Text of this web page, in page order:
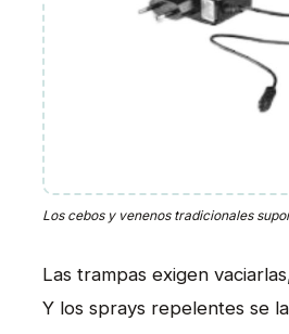
Los cebos y venenos tradicionales
Las trampas exigen
Y los sprays repelentes se